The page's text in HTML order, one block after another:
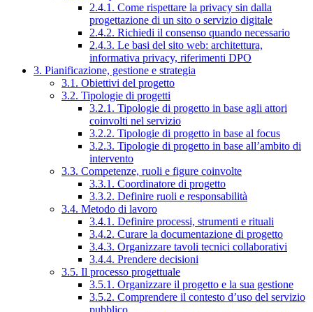
2.4.1. Come rispettare la privacy sin dalla
progettazione di un sito o servizio digitale
2.4.2. Richiedi il consenso quando necessario
2.4.3. Le basi del sito web: architettura,
informativa privacy, riferimenti DPO
3. Pianificazione, gestione e strategia
3.1. Obiettivi del progetto
3.2. Tipologie di progetti
3.2.1. Tipologie di progetto in base agli attori
coinvolti nel servizio
3.2.2. Tipologie di progetto in base al focus
3.2.3. Tipologie di progetto in base all’ambito di
intervento
3.3. Competenze, ruoli e figure coinvolte
3.3.1. Coordinatore di progetto
3.3.2. Definire ruoli e responsabilità
3.4. Metodo di lavoro
3.4.1. Definire processi, strumenti e rituali
3.4.2. Curare la documentazione di progetto
3.4.3. Organizzare tavoli tecnici collaborativi
3.4.4. Prendere decisioni
3.5. Il processo progettuale
3.5.1. Organizzare il progetto e la sua gestione
3.5.2. Comprendere il contesto d’uso del servizio
pubblico